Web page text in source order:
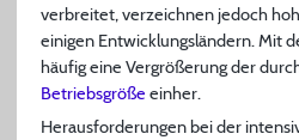
verbreitet, verzeichnen jedoch
einigen Entwicklungsländern. Mit
häufig eine Vergrößerung der
Betriebsgröße einher.
Herausforderungen bei der